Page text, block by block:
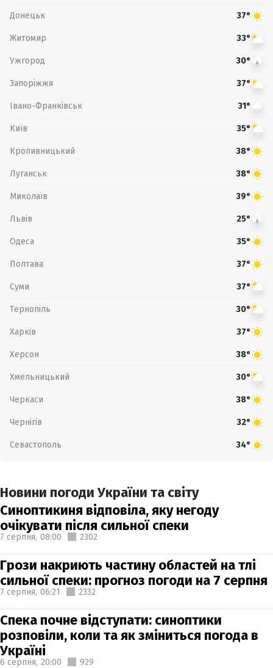
Донецьк 37°
Житомир 33°
Ужгород 30°
Запоріжжя 37°
Івано-Франківськ 31°
Київ 35°
Кропивницький 38°
Луганськ 38°
Миколаїв 39°
Львів 25°
Одеса 35°
Полтава 37°
Суми 37°
Тернопіль 30°
Харків 37°
Херсон 38°
Хмельницький 30°
Черкаси 38°
Чернігів 32°
Севастополь 34°
Новини погоди України та світу
Синоптикиня відповіла, яку негоду
очікувати після сильної спеки
7 серпня, 08:00 2302
Грози накриють частину областей на тлі
сильної спеки: прогноз погоди на 7 серпня
7 серпня, 06:21 2332
Спека почне відступати: синоптики
розповіли, коли та як зміниться погода в
Україні
6 серпня, 20:00 929